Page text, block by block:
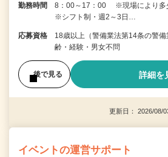
勤務時間
8：00～17：00 ※現場により多
※シフト制・週2～3日…
応募資格
18歳以上（警備業法第14条の警
齢・経験・男女不問
後で見る 詳細を
更新日： 2026/
イベントの運営サポート